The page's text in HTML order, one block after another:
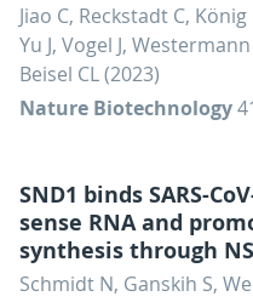
Jiao C, Reckstadt C,
Yu J, Vogel J,
Beisel CL (2023)
Nature Biotechnology
SND1 binds SARS-
sense RNA and
synthesis through
Schmidt N, Ganskih S,